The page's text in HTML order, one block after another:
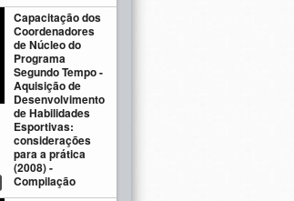
Capacitação dos
Coordenadores
de Núcleo do
Programa
Segundo Tempo -
Aquisição de
Desenvolvimento
de Habilidades
Esportivas:
considerações
para a prática
(2008) -
Compilação